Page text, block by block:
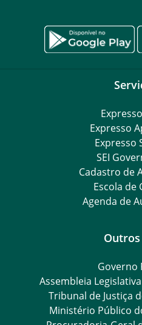
Expresso
Expresso
SEI
Cadastro de
Escola de
Agenda de
Outros
Governo
Assembleia
Tribunal de Justiça
Ministério Público